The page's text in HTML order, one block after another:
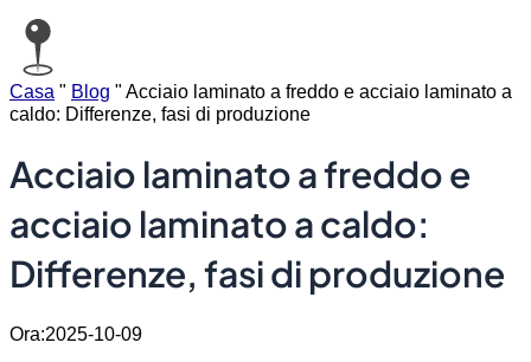
Casa " Blog " Acciaio laminato a freddo e acciaio laminato a
caldo: Differenze, fasi di produzione
Acciaio laminato a freddo e
acciaio laminato a caldo:
Differenze, fasi di produzione
Ora:2025-10-09